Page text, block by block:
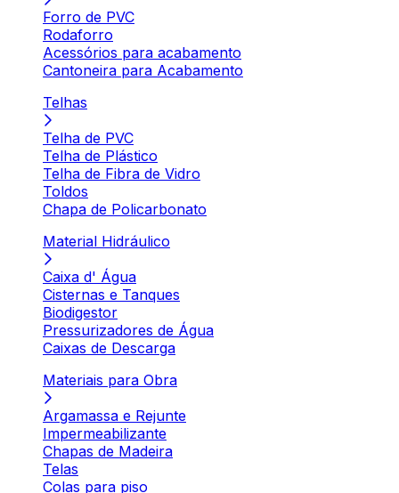
Forro de PVC
Rodaforro
Acessórios para acabamento
Cantoneira para Acabamento
Telhas
Telha de PVC
Telha de Plástico
Telha de Fibra de Vidro
Toldos
Chapa de Policarbonato
Material Hidráulico
Caixa d' Água
Cisternas e Tanques
Biodigestor
Pressurizadores de Água
Caixas de Descarga
Materiais para Obra
Argamassa e Rejunte
Impermeabilizante
Chapas de Madeira
Telas
Colas para piso